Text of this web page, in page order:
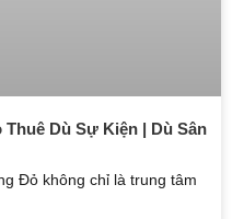
Dù Sự Kiện | Dù Sân
Đỏ không chỉ là trung tâm